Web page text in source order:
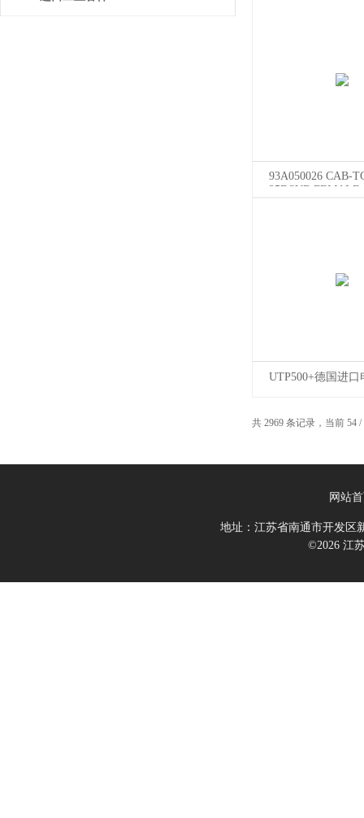
93A050026 CAB-
25DSUB FEMALE
UTP500+德国进口
共 2969 条记录，当前 54
网站
地址：江苏省南通市开发区
©2026 江